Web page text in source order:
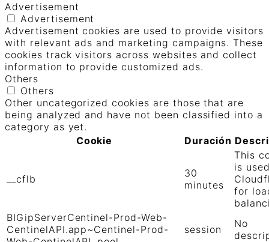
Advertisement
Advertisement
Advertisement cookies are used to provide visitors
with relevant ads and marketing campaigns. These
cookies track visitors across websites and collect
information to provide customized ads.
Others
Others
Other uncategorized cookies are those that are
being analyzed and have not been classified into a
category as yet.
Cookie
Duración
__cflb
30
minutes
This
is
for
BIGipServerCentinel-Prod-Web-
CentinelAPI.app~Centinel-Prod-
session
No